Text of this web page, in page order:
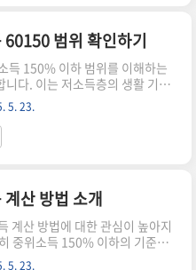
최신 트렌드와 함께 바로가기혈
당을 정기적으로 측정하는 것은
필수적인 활동입니다. 이를 통해
를 이해하고, 필요한 조치를 취할
적인 혈당 측정은 당뇨병의 합병
큰 도움이 됩니다. 예를 들어,
경우 눈, 신..
범위 확인하기
득 150% 이하 범위를 이해하는
니다. 이는 저소득층의 생활 기준
의 정책 및 지원을 판단하는 데 필
. 중위소득은 지역 및 가구 유형
타나며, 각 지역의 경제적 환경에
습니다. ▼▼▼ 바로 확인 하면
분석 TOP 10 추천 순위 확인하
최신 소상공인 정책자금 대출
추천 순위 바로가기중위소득이란
득은 특정 지역 내 가구의 소득을
는 지표입니다. 즉, 전체 가구를
5. 23.
산 방법 소개
계산 방법에 대한 관심이 높아지
중위소득 150% 이하의 기준이
한 계산법을 알아두는 것이 필수
5. 23.